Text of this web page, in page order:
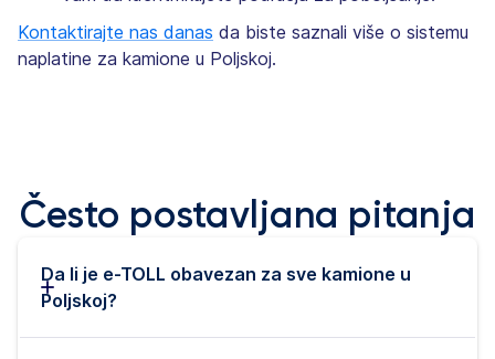
Kontaktirajte nas danas da biste saznali više o sistemu
naplatine za kamione u Poljskoj.
Često postavljana pitanja
Da li je e-TOLL obavezan za sve kamione u
Poljskoj?